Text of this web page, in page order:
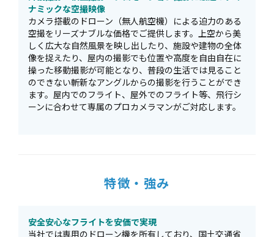
ナミックな空撮映像
カメラ搭載のドローン（無人航空機）による迫力のある
空撮をリーズナブルな価格でご提供します。上空から美
しく広大な自然風景を映し出したり、施設や建物の全体
像を捉えたり、屋内の撮影でも位置や高度を自由自在に
操った移動撮影が可能となり、普段の生活では見ること
のできない斬新なアングルからの撮影を行うことができ
ます。屋内でのフライト、屋外でのフライト等、飛行シ
ーンに合わせて専属のプロカメラマンがご対応します。
特徴・強み
安全安心なフライトを安価で実現
当社では専用のドローン機を所有しており、国土交通省